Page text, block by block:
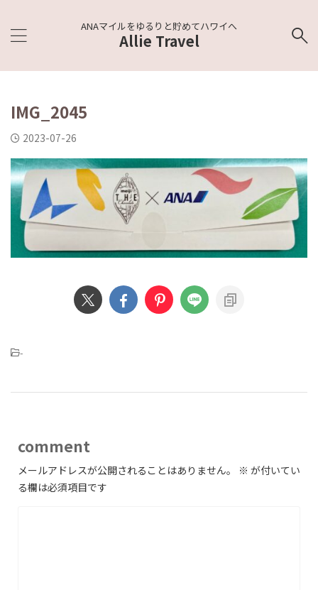
ANAマイルをゆるりと貯めてハワイへ
Allie Travel
IMG_2045
2023-07-26
-
comment
メールアドレスが公開されることはありません。 ※ が付いてい
る欄は必須項目です